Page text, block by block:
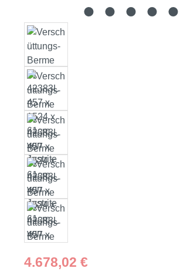
Regulärer Preis:
4.678,02 €